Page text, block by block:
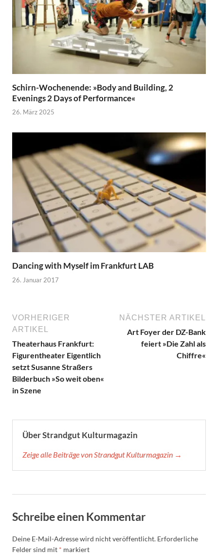
Schirn-Wochenende: »Body and Building, 2
Evenings 2 Days of Performance«
26. März 2025
Dancing with Myself im Frankfurt LAB
26. Januar 2017
VORHERIGER
ARTIKEL
Theaterhaus Frankfurt:
Figurentheater Eigentlich
setzt Susanne Straßers
Bilderbuch »So weit oben«
in Szene
NÄCHSTER ARTIKEL
Art Foyer der DZ-Bank
feiert »Die Zahl als
Chiffre«
Über Strandgut Kulturmagazin
Zeige alle Beiträge von Strandgut Kulturmagazin →
Schreibe einen Kommentar
Deine E-Mail-Adresse wird nicht veröffentlicht. Erforderliche
Felder sind mit * markiert